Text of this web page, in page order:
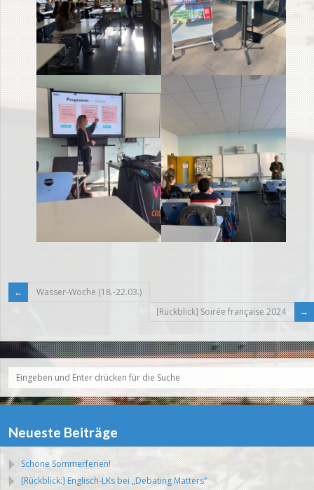
Wasser-Woche (18.-22.03.)
[Rückblick] Soirée française 2024
Neueste Beiträge
Schöne Sommerferien!
[Rückblick:] Englisch-LKs bei „Debating Matters“